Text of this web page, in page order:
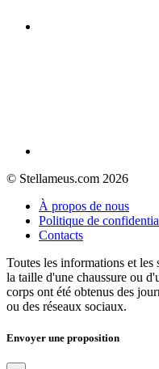
© Stellameus.com 2026
À propos de nous
Politique de
Contacts
Toutes les informations et les
la taille d'une chaussure ou
corps ont été obtenus des
ou des réseaux sociaux.
Envoyer une proposition